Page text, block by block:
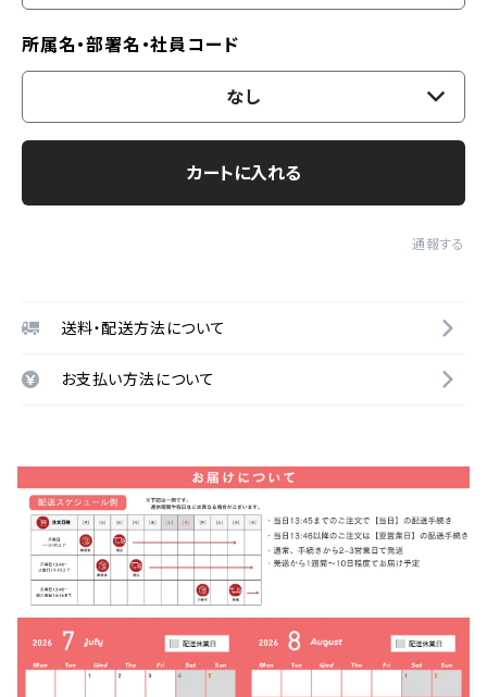
所属名・部署名・社員コード
なし
カートに入れる
通報する
送料・配送方法について
お支払い方法について